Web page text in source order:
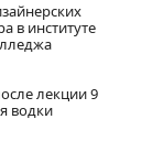
в институте
лекции 9
водки